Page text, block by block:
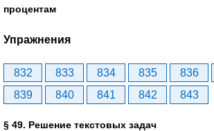
процентам
Упражнения
832 833 834 835 836
839
840 841 842 843
§ 49. Решение текстовых задач